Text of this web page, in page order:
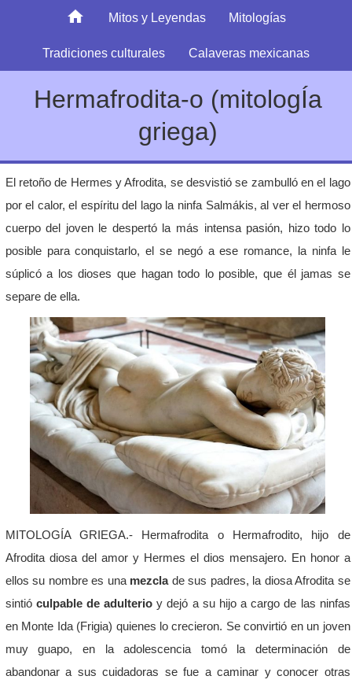
Mitos y Leyendas Mitologías
Tradiciones culturales Calaveras mexicanas
Hermafrodita-o (mitologÍa
griega)
El retoño de Hermes y Afrodita, se desvistió se zambulló en el lago
por el calor, el espíritu del lago la ninfa Salmákis, al ver el hermoso
cuerpo del joven le despertó la más intensa pasión, hizo todo lo
posible para conquistarlo, el se negó a ese romance, la ninfa le
súplicó a los dioses que hagan todo lo posible, que él jamas se
separe de ella.
MITOLOGÍA GRIEGA.- Hermafrodita o Hermafrodito, hijo de
Afrodita diosa del amor y Hermes el dios mensajero. En honor a
ellos su nombre es unamezclade sus padres, la diosa Afrodita se
sintióculpable de adulterio y dejó a su hijo a cargo de las ninfas
en Monte Ida (Frigia) quienes lo crecieron. Se convirtió en un joven
muy guapo, en la adolescencia tomó la determinación de
abandonar a sus cuidadoras se fue a caminar y conocer otras